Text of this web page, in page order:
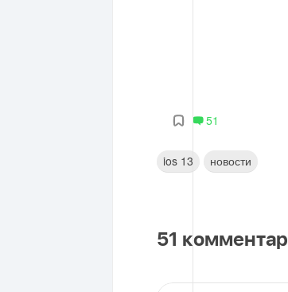
51
ios 13 новости
51